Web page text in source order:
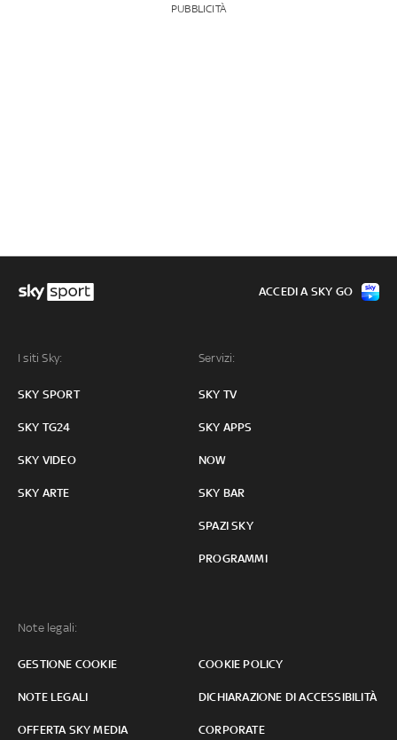
PUBBLICITÀ
I siti Sky:
SKY SPORT
SKY TG24
SKY VIDEO
SKY ARTE
Servizi:
SKY TV
SKY APPS
NOW
SKY BAR
SPAZI SKY
PROGRAMMI
Note legali:
GESTIONE COOKIE COOKIE POLICY
NOTE LEGALI DICHIARAZIONE DI ACCESSIBILITÀ
OFFERTA SKY MEDIA CORPORATE
ACCEDI A SKY GO